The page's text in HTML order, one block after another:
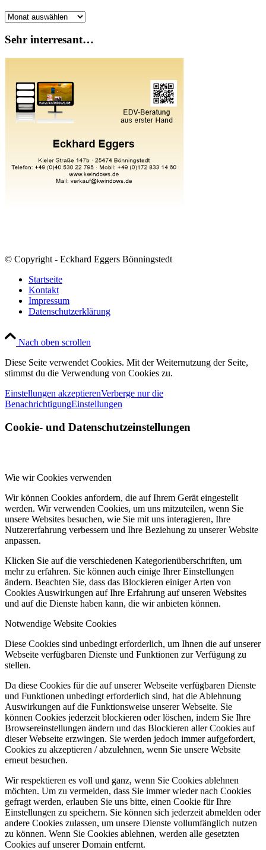
Archiv
Sehr interresant…
© Copyright - Eckhard Eggers Bönningstedt
Startseite
Kontakt
Impressum
Datenschutzerklärung
Nach oben scrollen
Diese Seite verwendet Cookies. Mit der Weiternutzung der Seite,
stimmst du die Verwendung von Cookies zu.
Einstellungen akzeptierenVerberge nur die
BenachrichtigungEinstellungen
Cookie- und Datenschutzeinstellungen
Wie wir Cookies verwenden
Wir können Cookies anfordern, die auf Ihrem Gerät eingestellt
werden. Wir verwenden Cookies, um uns mitzuteilen, wenn Sie
unsere Websites besuchen, wie Sie mit uns interagieren, Ihre
Nutzererfahrung verbessern und Ihre Beziehung zu unserer Website
anpassen.
Klicken Sie auf die verschiedenen Kategorienüberschriften, um
mehr zu erfahren. Sie können auch einige Ihrer Einstellungen
ändern. Beachten Sie, dass das Blockieren einiger Arten von
Cookies Auswirkungen auf Ihre Erfahrung auf unseren Websites
und auf die Dienste haben kann, die wir anbieten können.
Notwendige Website Cookies
Diese Cookies sind unbedingt erforderlich, um Ihnen die auf unserer
Webseite verfügbaren Dienste und Funktionen zur Verfügung zu
stellen.
Da diese Cookies für die auf unserer Webseite verfügbaren Dienste
und Funktionen unbedingt erforderlich sind, hat die Ablehnung
Auswirkungen auf die Funktionsweise unserer Webseite. Sie
können Cookies jederzeit blockieren oder löschen, indem Sie Ihre
Browsereinstellungen ändern und das Blockieren aller Cookies auf
dieser Webseite erzwingen. Sie werden jedoch immer aufgefordert,
Cookies zu akzeptieren / abzulehnen, wenn Sie unsere Website
erneut besuchen.
Wir respektieren es voll und ganz, wenn Sie Cookies ablehnen
möchten. Um zu vermeiden, dass Sie immer wieder nach Cookies
gefragt werden, erlauben Sie uns bitte, einen Cookie für Ihre
Einstellungen zu speichern. Sie können sich jederzeit abmelden oder
andere Cookies zulassen, um unsere Dienste vollumfänglich nutzen
zu können. Wenn Sie Cookies ablehnen, werden alle gesetzten
Cookies auf unserer Domain entfernt.